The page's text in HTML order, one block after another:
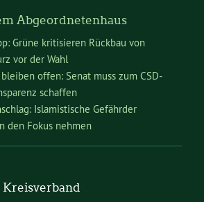
Abgeordnetenhaus
Grüne kritisieren Rückbau von
vor der Wahl
offen: Senat muss zum CSD-
schaffen
Islamistische Gefährder
den Fokus nehmen